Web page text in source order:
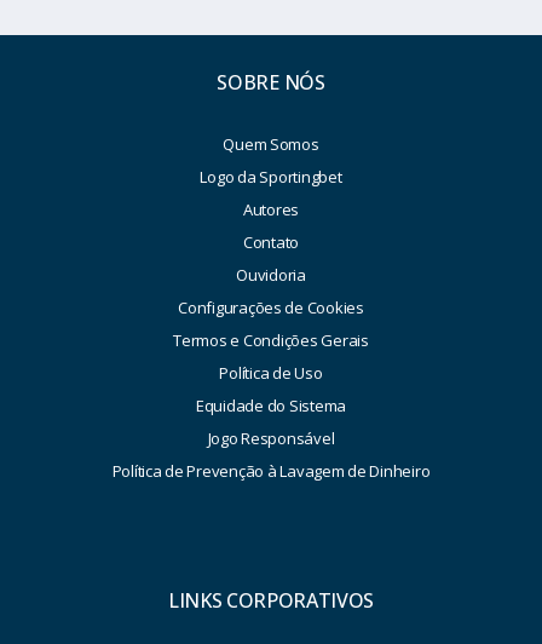
SOBRE NÓS
Quem Somos
Logo da Sportingbet
Autores
Contato
Ouvidoria
Configurações de Cookies
Termos e Condições Gerais
Política de Uso
Equidade do Sistema
Jogo Responsável
Política de Prevenção à Lavagem de Dinheiro
LINKS CORPORATIVOS